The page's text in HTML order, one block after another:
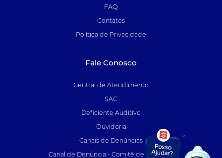
FAQ
Contatos
Política de Privacidade
Fale Conosco
Central de Atendimento
SAC
Deficiente Auditivo
Ouvidoria
Canais de Denúncias
Canal de Denúncia - Comitê de Auditoria